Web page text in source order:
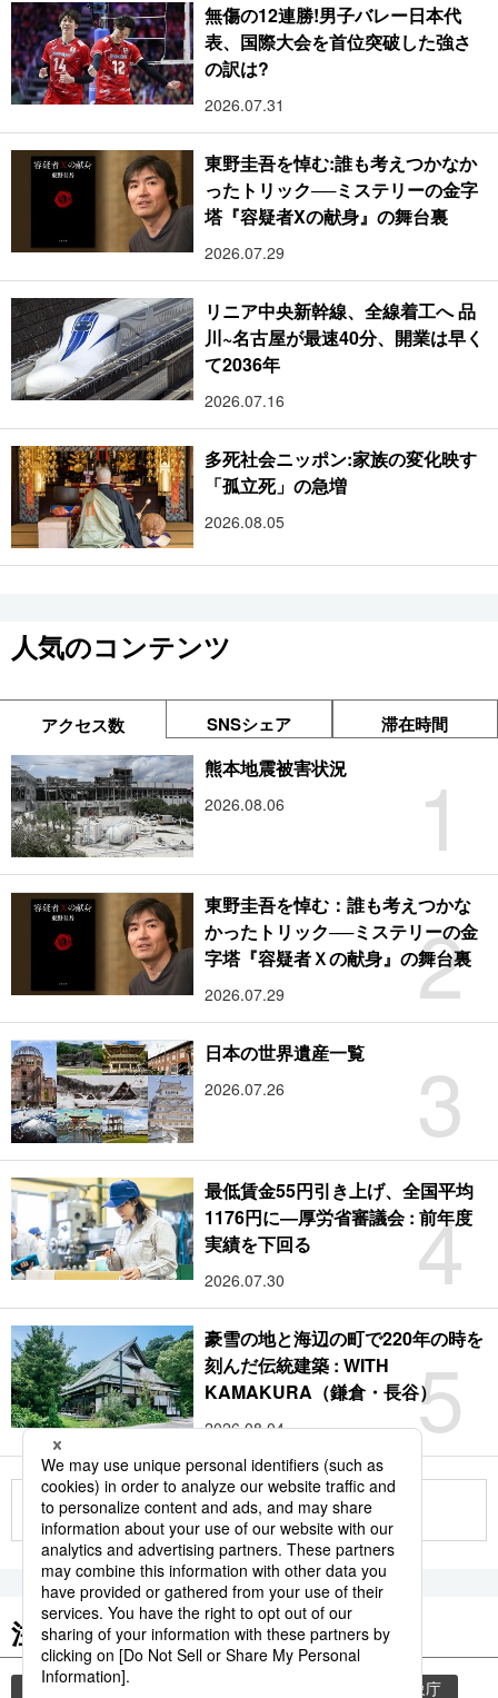
無傷の12連勝!男子バレー日本代
表、国際大会を首位突破した強さ
の訳は?
2026.07.31
東野圭吾を悼む:誰も考えつかなか
ったトリック──ミステリーの金字
塔『容疑者Xの献身』の舞台裏
2026.07.29
リニア中央新幹線、全線着工へ 品
川~名古屋が最速40分、開業は早く
て2036年
2026.07.16
多死社会ニッポン:家族の変化映す
「孤立死」の急増
2026.08.05
人気のコンテンツ
アクセス数 SNSシェア 滞在時間
1
熊本地震被害状況
2026.08.06
2
東野圭吾を悼む：誰も考えつかな
かったトリック──ミステリーの金
字塔『容疑者Ｘの献身』の舞台裏
2026.07.29
3
日本の世界遺産一覧
2026.07.26
4
最低賃金55円引き上げ、全国平均
1176円に―厚労省審議会 : 前年度
実績を下回る
2026.07.30
5
豪雪の地と海辺の町で220年の時を
刻んだ伝統建築 : WITH
KAMAKURA（鎌倉・長谷）
2026.08.04
もっと見る
注目のキーワード
共同通信ニュース 気象庁